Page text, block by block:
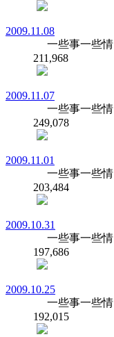
2009.11.08
一些事一些情
211,968
2009.11.07
一些事一些情
249,078
2009.11.01
一些事一些情
203,484
2009.10.31
一些事一些情
197,686
2009.10.25
一些事一些情
192,015